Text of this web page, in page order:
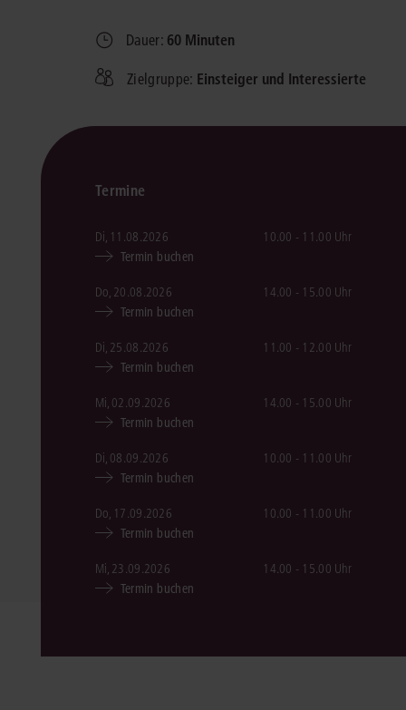
Dauer: 60 Minuten
Zielgruppe: Einsteiger und Interessierte
Termine
Di, 11.08.2026 10.00 - 11.00 Uhr
Termin buchen
Do, 20.08.2026 14.00 - 15.00 Uhr
Termin buchen
Di, 25.08.2026 11.00 - 12.00 Uhr
Termin buchen
Mi, 02.09.2026 14.00 - 15.00 Uhr
Termin buchen
Di, 08.09.2026 10.00 - 11.00 Uhr
Termin buchen
Do, 17.09.2026 10.00 - 11.00 Uhr
Termin buchen
Mi, 23.09.2026 14.00 - 15.00 Uhr
Termin buchen